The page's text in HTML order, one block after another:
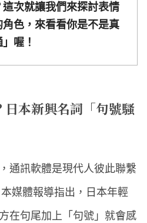
次就讓我們來探討表情
色，來看看你是不是真
喔！
本新興名詞「句號騷
通訊軟體是現代人彼此聯繫
媒體報導指出，日本年輕
在句尾加上「句號」就會感